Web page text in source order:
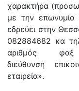
χαρακτήρα
με την
εδρεύει στην
082884682 κα
αριθμός φαξ
διεύθυνση
εταιρεία».